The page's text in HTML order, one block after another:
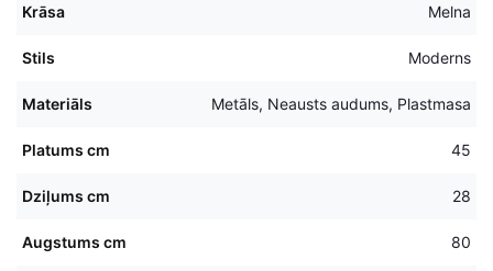
Krāsa Melna
Stils Moderns
Materiāls Metāls, Neausts audums, Plastmasa
Platums cm 45
Dziļums cm 28
Augstums cm 80